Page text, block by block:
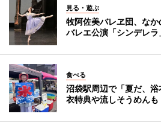
見る・遊ぶ
牧阿佐美バレヱ団、な
バレエ公演「シンデレラ
食べる
沼袋駅周辺で「夏だ、
衣特典や流しそうめんも